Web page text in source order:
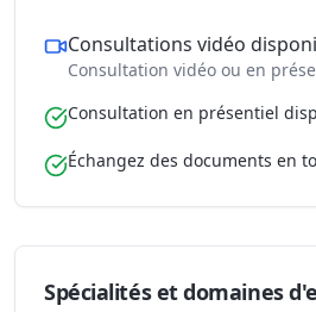
Consultations vidéo
Consultation vidéo ou en
Consultation en présentiel
Échangez des documents en
Spécialités et domaines